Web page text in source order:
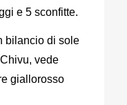
e 5 sconfitte.
bilancio di sole
vede
giallorosso